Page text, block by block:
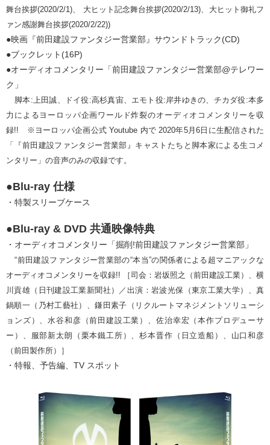
舞台挨拶(2020/2/1)、 大ヒット記念舞台挨拶(2020/2/13)、大ヒット御礼フ
ァン感謝舞台挨拶(2020/2/22))
●映画『前田建設ファンタジー営業部』サウンドトラック(CD)
●ブックレット(16P)
●オーディオコメンタリー「前田建設ファンタジー営業部@テレワー
ク」
脚本:上田誠、ドイ役:高杉真宙、エモト役:岸井ゆきの、チカダ役:本多
力によるヨーロッパ企画ワールド炸裂のオーディオコメンタリーを収
録!! ※ヨーロッパ企画公式 Youtube 内で 2020年5月6日に生配信された
「『前田建設ファンタジー営業部』キャストたちと脚本家による生コメ
ンタリー」の音声のみの収録です。
●Blu-ray 仕様
・特製スリーブケース
●Blu-ray & DVD 共通映像特典
・オーディオコメンタリー「掘削!前田建設ファンタジー営業部」
“前田建設ファンタジー営業部の“本当”の関係者による超マニアックな
オーディオコメンタリーを収録!! ［司会：岩坂照之（前田建設工業）、横
川貢雄（日刊建設工業新聞社）／出演：岩波光保（東京工業大学）、真
鍋順一（乃村工藝社）、鎌田素子（リクルートマネジメントソリューシ
ョンズ）、水谷和彦（前田建設工業）、佐治幸宏（本作プロデューサ
ー）、服部新太朗（栗本鐵工所）、杉本晋作（日立造船）、山口和彦
（前田製作所）］
・特報、予告編、TV スポット